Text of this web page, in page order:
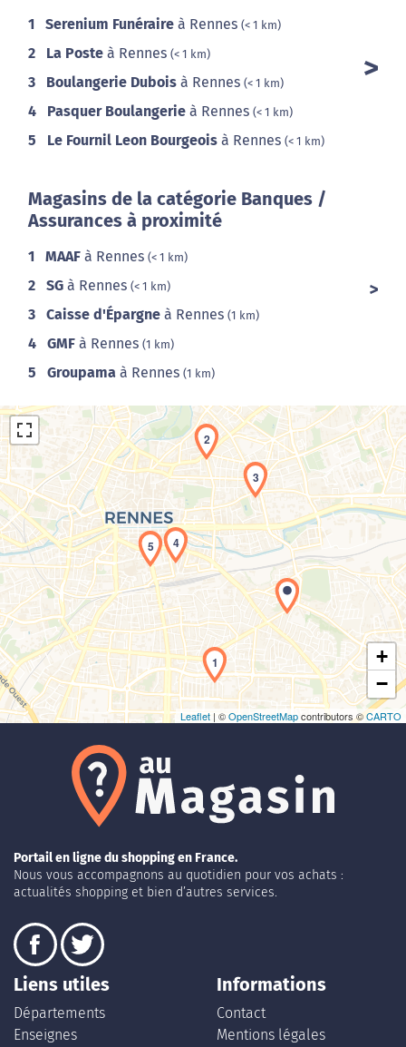
1 Serenium Funéraire à Rennes (< 1 km)
2 La Poste à Rennes (< 1 km)
3 Boulangerie Dubois à Rennes (< 1 km)
4 Pasquer Boulangerie à Rennes (< 1 km)
5 Le Fournil Leon Bourgeois à Rennes (< 1 km)
Magasins de la catégorie Banques /
Assurances à proximité
1 MAAF à Rennes (< 1 km)
2 SG à Rennes (< 1 km)
3 Caisse d'Épargne à Rennes (1 km)
4 GMF à Rennes (1 km)
5 Groupama à Rennes (1 km)
Chargement de la carte en cours...
1
2
3
4
5
+
−
Leaflet | ©OpenStreetMapcontributors ©CARTO
Portail en ligne du shopping en France.
Nous vous accompagnons au quotidien pour vos achats :
actualités shopping et bien d’autres services.
Liens utiles
Départements
Enseignes
Informations
Contact
Mentions légales